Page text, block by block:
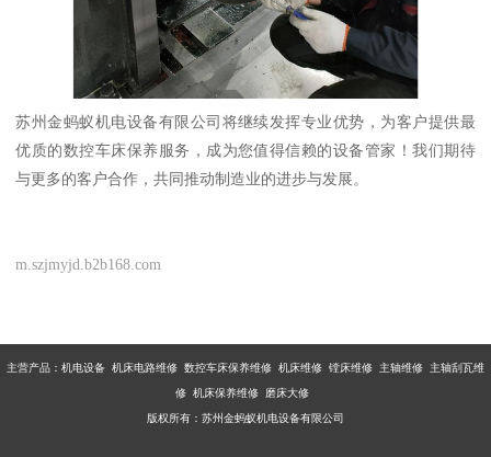
苏州金蚂蚁机电设备有限公司将继续发挥专业优势，为客户提供最
优质的数控车床保养服务，成为您值得信赖的设备管家！我们期待
与更多的客户合作，共同推动制造业的进步与发展。
m.szjmyjd.b2b168.com
主营产品： 机电设备 机床电路维修 数控车床保养维修 机床维修 镗床维修 主轴维修 主轴刮瓦维
修 机床保养维修 磨床大修
版权所有：苏州金蚂蚁机电设备有限公司